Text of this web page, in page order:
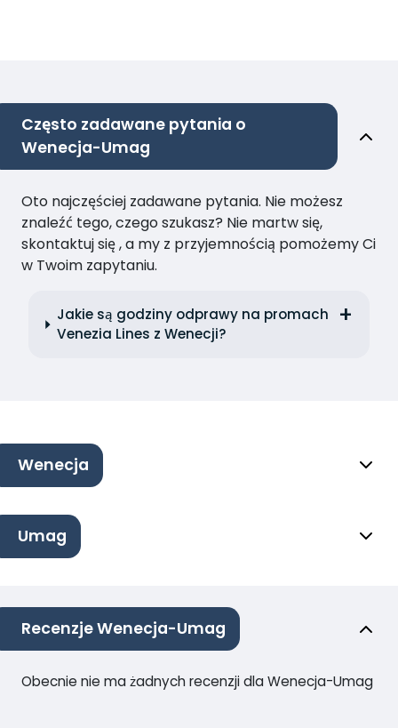
Często zadawane pytania o
Wenecja-Umag
Oto najczęściej zadawane pytania. Nie możesz
znaleźć tego, czego szukasz? Nie martw się,
skontaktuj się , a my z przyjemnością pomożemy Ci
w Twoim zapytaniu.
Jakie są godziny odprawy na promach
Venezia Lines z Wenecji?
Wenecja
Umag
Recenzje Wenecja-Umag
Obecnie nie ma żadnych recenzji dla Wenecja-Umag